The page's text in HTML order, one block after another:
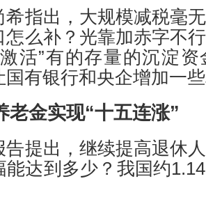
希指出，大规模减税毫
怎么补？光靠加赤字不
活”有的存量的沉淀
国有银行和央企增加一
老金实现“十五连涨”
告提出，继续提高退休
能达到多少？我国约